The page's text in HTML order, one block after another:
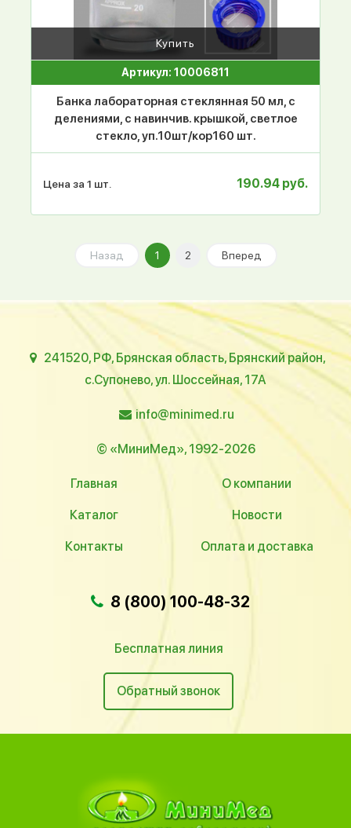
Купить
Артикул: 10006811
Банка лабораторная стеклянная 50 мл, с
делениями, с навинчив. крышкой, светлое
стекло, уп.10шт/кор160 шт.
Цена за 1 шт. 190.94 руб.
Назад 1 2 Вперед
241520, РФ, Брянская область, Брянский район,
с.Супонево, ул. Шоссейная, 17А
info@minimed.ru
© «МиниМед», 1992-2026
Главная О компании
Каталог Новости
Контакты Оплата и доставка
8 (800) 100-48-32
Бесплатная линия
Обратный звонок